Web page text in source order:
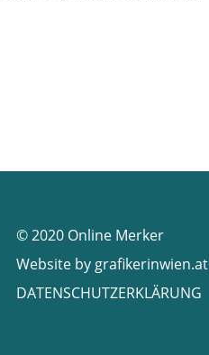
© 2020 Online Merker
Website by grafikerinwien.at
DATENSCHUTZERKLÄRUNG